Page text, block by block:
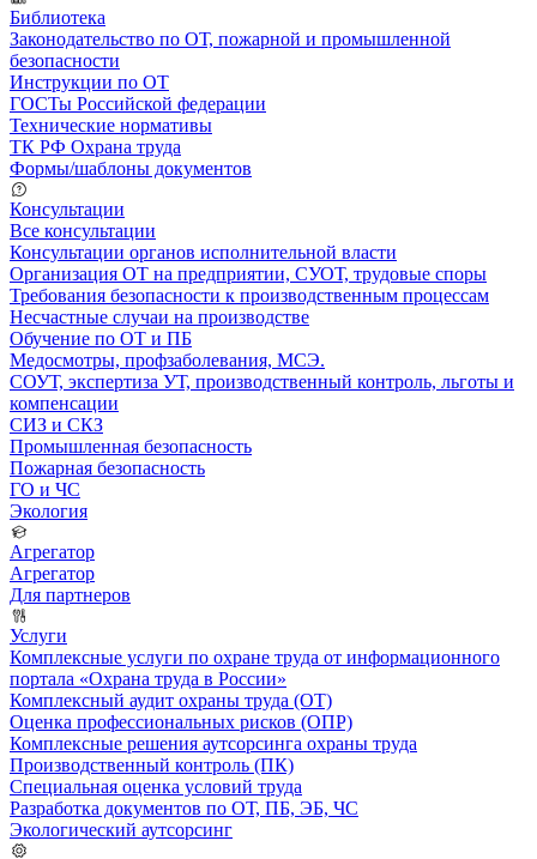
Библиотека
Законодательство по ОТ, пожарной и промышленной
безопасности
Инструкции по ОТ
ГОСТы Российской федерации
Технические нормативы
ТК РФ Охрана труда
Формы/шаблоны документов
Консультации
Все консультации
Консультации органов исполнительной власти
Организация ОТ на предприятии, СУОТ, трудовые споры
Требования безопасности к производственным процессам
Несчастные случаи на производстве
Обучение по ОТ и ПБ
Медосмотры, профзаболевания, МСЭ.
СОУТ, экспертиза УТ, производственный контроль, льготы и
компенсации
СИЗ и СКЗ
Промышленная безопасность
Пожарная безопасность
ГО и ЧС
Экология
Агрегатор
Агрегатор
Для партнеров
Услуги
Комплексные услуги по охране труда от информационного
портала «Охрана труда в России»
Комплексный аудит охраны труда (ОТ)
Оценка профессиональных рисков (ОПР)
Комплексные решения аутсорсинга охраны труда
Производственный контроль (ПК)
Специальная оценка условий труда
Разработка документов по ОТ, ПБ, ЭБ, ЧС
Экологический аутсорсинг